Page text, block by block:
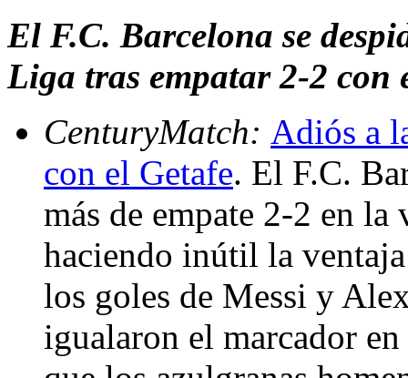
El F.C. Barcelona se
Liga tras empatar 2-2 con
CenturyMatch: Adiós a
con el Getafe. El F.C.
más de empate 2-2 en
haciendo inútil la
los goles de Messi y
igualaron el marcador